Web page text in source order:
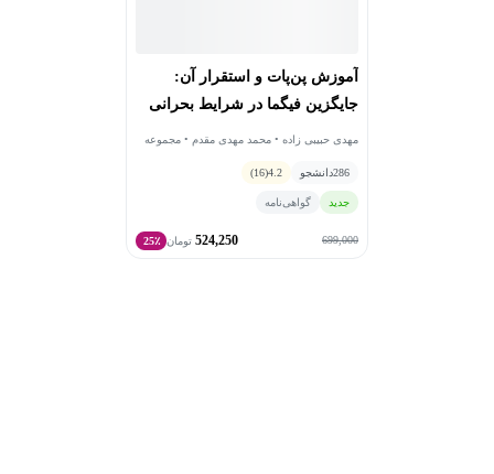
آموزش پن‌پات و استقرار آن:
جایگزین فیگما در شرایط بحرانی
مهدی حبیبی‌ زاده • محمد مهدی مقدم • مجموعه
286دانشجو 4.2
(16)
جدید گواهی‌نامه
699,000
524,250 تومان 25٪